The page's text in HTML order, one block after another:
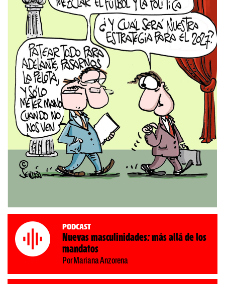
Podcast
Nuevas masculinidades: más allá de los
mandatos
Por Mariana Anzorena